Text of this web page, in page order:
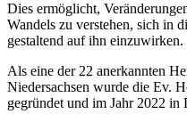
Dies ermöglicht,
Wandels zu verstehen, sich in
gestaltend auf ihn einzuwirken.
Als eine der 22 anerkannten
Niedersachsen wurde die Ev.
gegründet und im Jahr 2022 in